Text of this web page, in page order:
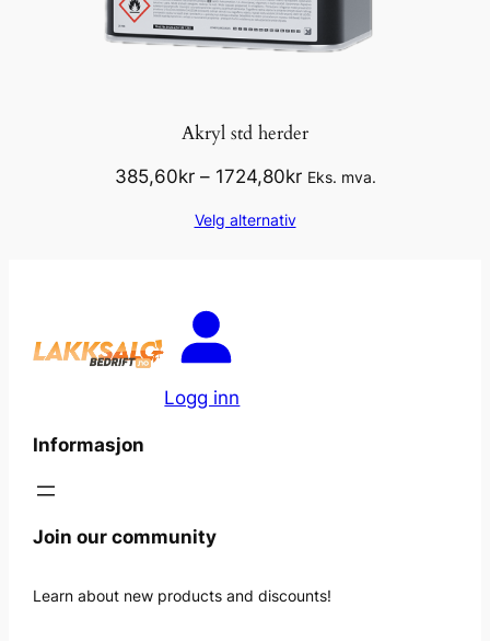
Akryl std herder
385,60kr – 1724,80krPrisområde:
Eks. mva.
Velg alternativ
Logg inn
Informasjon
Join our community
Learn about new products and discounts!